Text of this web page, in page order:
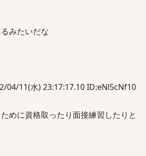
みたいだな
04/11(水) 23:17:17.10 ID:eNl5cNf10
めに資格取ったり面接練習したりと